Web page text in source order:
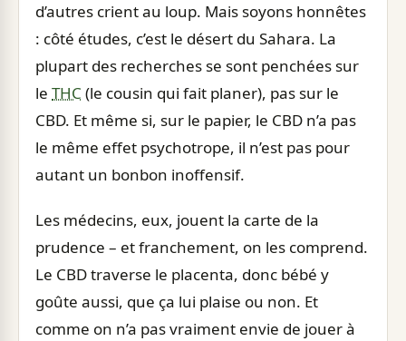
d’autres crient au loup. Mais soyons honnêtes
: côté études, c’est le désert du Sahara. La
plupart des recherches se sont penchées sur
le THC (le cousin qui fait planer), pas sur le
CBD. Et même si, sur le papier, le CBD n’a pas
le même effet psychotrope, il n’est pas pour
autant un bonbon inoffensif.
Les médecins, eux, jouent la carte de la
prudence – et franchement, on les comprend.
Le CBD traverse le placenta, donc bébé y
goûte aussi, que ça lui plaise ou non. Et
comme on n’a pas vraiment envie de jouer à